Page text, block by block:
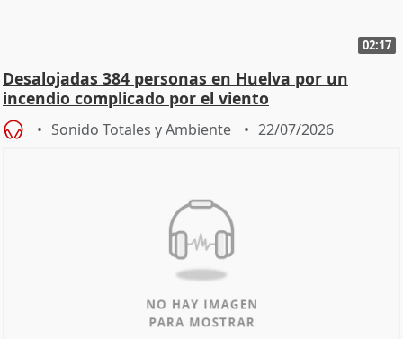
02:17
Desalojadas 384 personas en Huelva por un
incendio complicado por el viento
Sonido Totales y Ambiente 22/07/2026